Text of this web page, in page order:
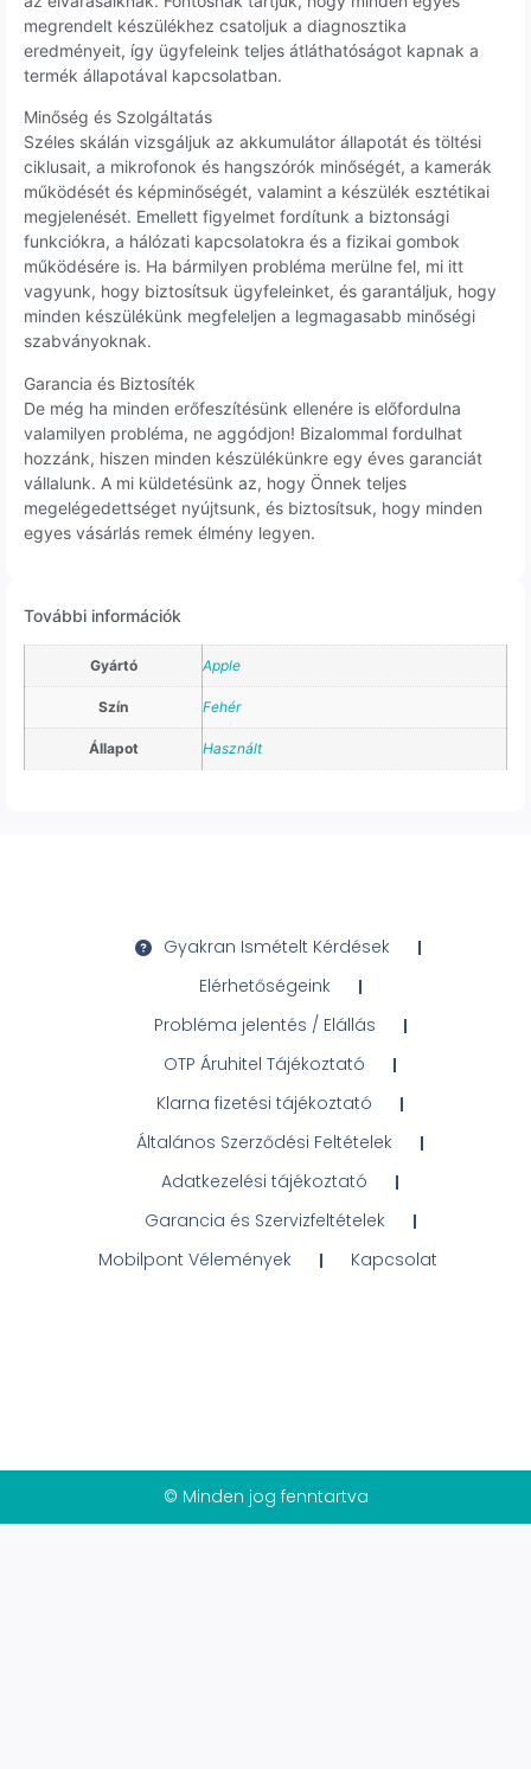
megrendelt készülékhez csatoljuk a diagnosztika
eredményeit, így ügyfeleink teljes átláthatóságot kapnak a
termék állapotával kapcsolatban.
Minőség és Szolgáltatás
Széles skálán vizsgáljuk az akkumulátor állapotát és töltési
ciklusait, a mikrofonok és hangszórók minőségét, a kamerák
működését és képminőségét, valamint a készülék esztétikai
megjelenését. Emellett figyelmet fordítunk a biztonsági
funkciókra, a hálózati kapcsolatokra és a fizikai gombok
működésére is. Ha bármilyen probléma merülne fel, mi itt
vagyunk, hogy biztosítsuk ügyfeleinket, és garantáljuk, hogy
minden készülékünk megfeleljen a legmagasabb minőségi
szabványoknak.
Garancia és Biztosíték
De még ha minden erőfeszítésünk ellenére is előfordulna
valamilyen probléma, ne aggódjon! Bizalommal fordulhat
hozzánk, hiszen minden készülékünkre egy éves garanciát
vállalunk. A mi küldetésünk az, hogy Önnek teljes
megelégedettséget nyújtsunk, és biztosítsuk, hogy minden
egyes vásárlás remek élmény legyen.
További információk
Gyártó Apple
Szín Fehér
Állapot Használt
Gyakran Ismételt Kérdések
Elérhetőségeink
Probléma jelentés / Elállás
OTP Áruhitel Tájékoztató
Klarna fizetési tájékoztató
Általános Szerződési Feltételek
Adatkezelési tájékoztató
Garancia és Szervizfeltételek
Mobilpont Vélemények
Kapcsolat
© Minden jog fenntartva